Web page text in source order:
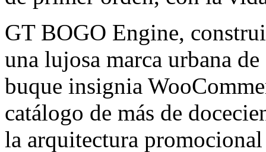
GT BOGO Engine,
una lujosa marca urbana
buque insignia
catálogo de más de
la arquitectura